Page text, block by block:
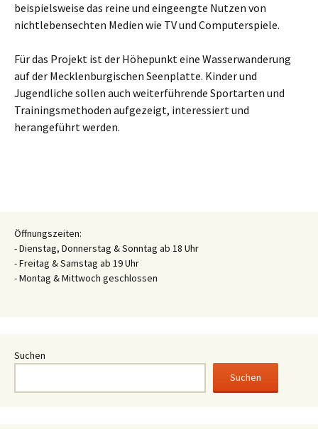
beispielsweise das reine und eingeengte Nutzen von
nichtlebensechten Medien wie TV und Computerspiele.
Für das Projekt ist der Höhepunkt eine Wasserwanderung
auf der Mecklenburgischen Seenplatte. Kinder und
Jugendliche sollen auch weiterführende Sportarten und
Trainingsmethoden aufgezeigt, interessiert und
herangeführt werden.
Öffnungszeiten:
- Dienstag, Donnerstag & Sonntag ab 18 Uhr
- Freitag & Samstag ab 19 Uhr
- Montag & Mittwoch geschlossen
Suchen
Suchen